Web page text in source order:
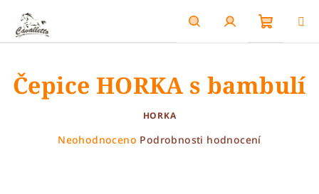
obsah
HledatPřihlášení
košík
Čepice HORKA s bambulí
HORKA
Průměrné
Neohodnoceno Podrobnosti hodnocení